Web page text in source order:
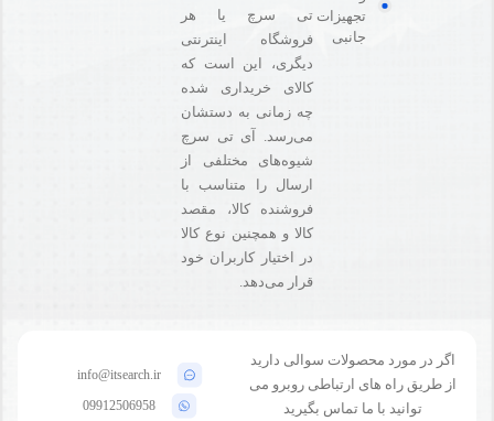
تجهیزات
جانبی
تی سرچ یا هر
فروشگاه‌ اینترنتی
دیگری، این است که
کالای خریداری شده
چه زمانی به دستشان
می‌رسد. آی تی سرچ
شیوه‌های مختلفی از
ارسال را متناسب با
فروشنده کالا،‌ مقصد
کالا و همچنین نوع کالا
در اختیار کاربران خود
قرار می‌دهد.
اگر در مورد محصولات سوالی دارید
از طریق راه های ارتباطی روبرو می
توانید با ما تماس بگیرید
info@itsearch.ir
09912506958